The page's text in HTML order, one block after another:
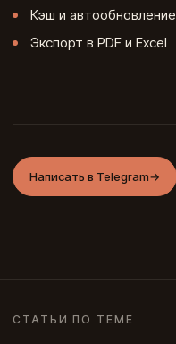
Кэш и автообновление
Экспорт в PDF и Excel
Написать в Telegram→
СТАТЬИ ПО ТЕМЕ